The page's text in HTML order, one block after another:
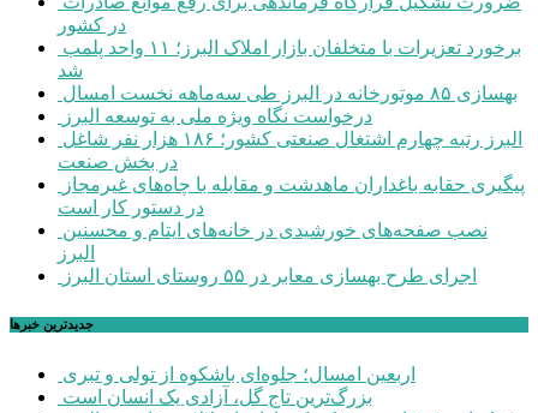
در کشور
شد
بهسازی ۸۵ موتورخانه در البرز طی سه‌ماهه نخست امسال
درخواست نگاه ویژه ملی به توسعه البرز
در بخش صنعت
در دستور کار است
البرز
اجرای طرح بهسازی معابر در ۵۵ روستای استان البرز
جديدترين خبرها
اربعین امسال؛ جلوه‌ای باشکوه از تولی و تبری
بزرگ‌ترین تاج گل، آزادی یک انسان است